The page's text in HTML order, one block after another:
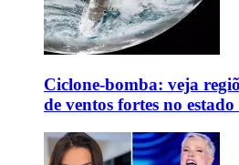
Ciclone-bomba: veja
de ventos fortes no estado